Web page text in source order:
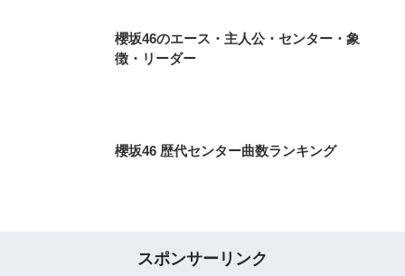
櫻坂46のエース・主人公・センター・象
徴・リーダー
櫻坂46 歴代センター曲数ランキング
スポンサーリンク